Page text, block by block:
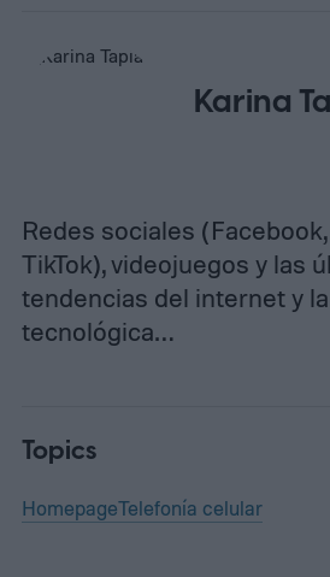
Karina
Redes sociales
TikTok), videojuegos y las
tendencias del internet y
tecnológica…
Topics
HomepageTelefonía celular